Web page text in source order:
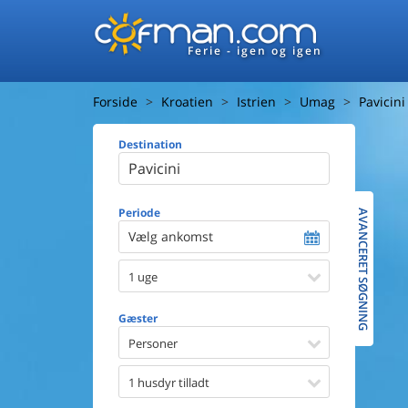
Ferie - igen og igen
Forside Kroatien Istrien Umag Pavicini
Destination
Periode
Vælg ankomst
1 uge
Gæster
Personer
1 husdyr tilladt
Afstand til
Udsigt til
Faciliteter
Spa
AVANCERET SØGNING